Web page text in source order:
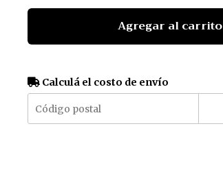
Agregar al carrito
Calculá el costo de envío